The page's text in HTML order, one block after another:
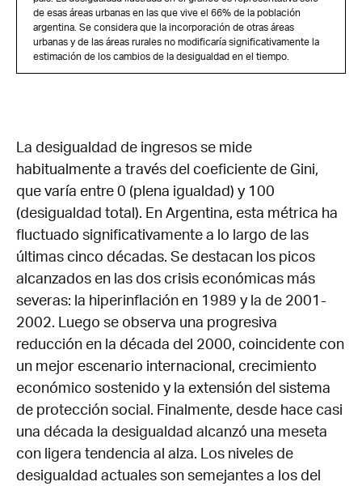
de esas áreas urbanas en las que vive el 66% de la población
argentina. Se considera que la incorporación de otras áreas
urbanas y de las áreas rurales no modificaría significativamente la
estimación de los cambios de la desigualdad en el tiempo.
La desigualdad de ingresos se mide
habitualmente a través del coeficiente de Gini,
que varía entre 0 (plena igualdad) y 100
(desigualdad total). En Argentina, esta métrica ha
fluctuado significativamente a lo largo de las
últimas cinco décadas. Se destacan los picos
alcanzados en las dos crisis económicas más
severas: la hiperinflación en 1989 y la de 2001-
2002. Luego se observa una progresiva
reducción en la década del 2000, coincidente con
un mejor escenario internacional, crecimiento
económico sostenido y la extensión del sistema
de protección social. Finalmente, desde hace casi
una década la desigualdad alcanzó una meseta
con ligera tendencia al alza. Los niveles de
desigualdad actuales son semejantes a los del